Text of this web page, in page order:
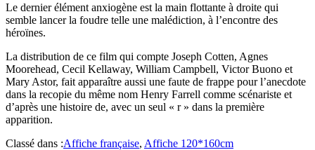
Le dernier élément anxiogène est la main flottante à droite qui
semble lancer la foudre telle une malédiction, à l’encontre des
héroïnes.
La distribution de ce film qui compte Joseph Cotten, Agnes
Moorehead, Cecil Kellaway, William Campbell, Victor Buono et
Mary Astor, fait apparaître aussi une faute de frappe pour l’anecdote
dans la recopie du même nom Henry Farrell comme scénariste et
d’après une histoire de, avec un seul « r » dans la première
apparition.
Classé dans :Affiche française, Affiche 120*160cm